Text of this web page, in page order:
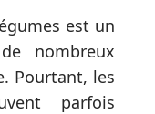
est un
nombreux
Pourtant, les
parfois